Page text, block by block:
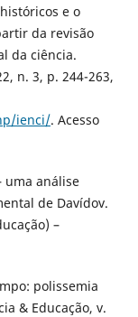
históricos e o
da revisão
da ciência.
n. 3, p. 244-263,
ienci/. Acesso
uma análise
de Davídov.
–
polissemia
& Educação, v.